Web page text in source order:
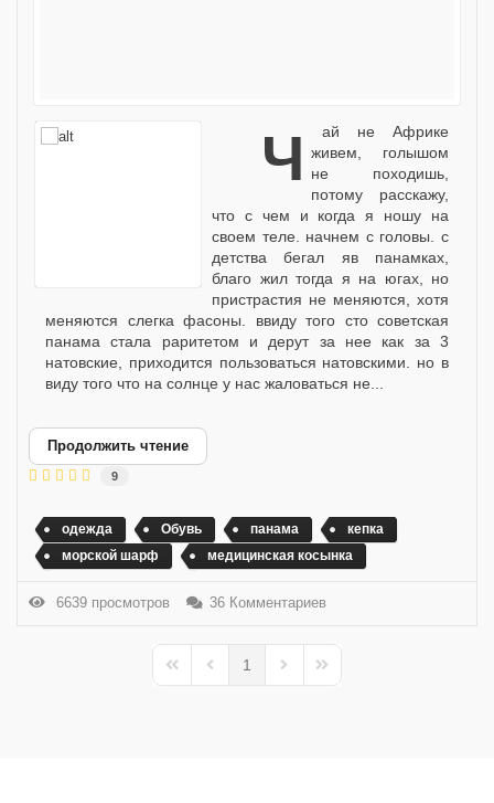
чай не Африке живем, голышом
не походишь,
потому расскажу,
что с чем и когда я ношу на
своем теле. начнем с головы. с
детства бегал яв панамках,
благо жил тогда я на югах, но
пристрастия не меняются, хотя
меняются слегка фасоны. ввиду того сто советская
панама стала раритетом и дерут за нее как за 3
натовские, приходится пользоваться натовскими. но в
виду того что на солнце у нас жаловаться не...
Продолжить чтение
9
одежда Обувь панама
кепка
морской шарф
медицинская косынка
6639 просмотров 36 Комментариев
First PagePrevious Page
1
Next PageLast Page